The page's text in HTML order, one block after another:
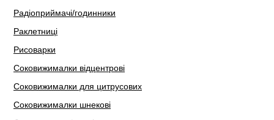
Радіоприймачі/годинники
Раклетниці
Рисоварки
Соковижималки відцентрові
Соковижималки для цитрусових
Соковижималки шнекові